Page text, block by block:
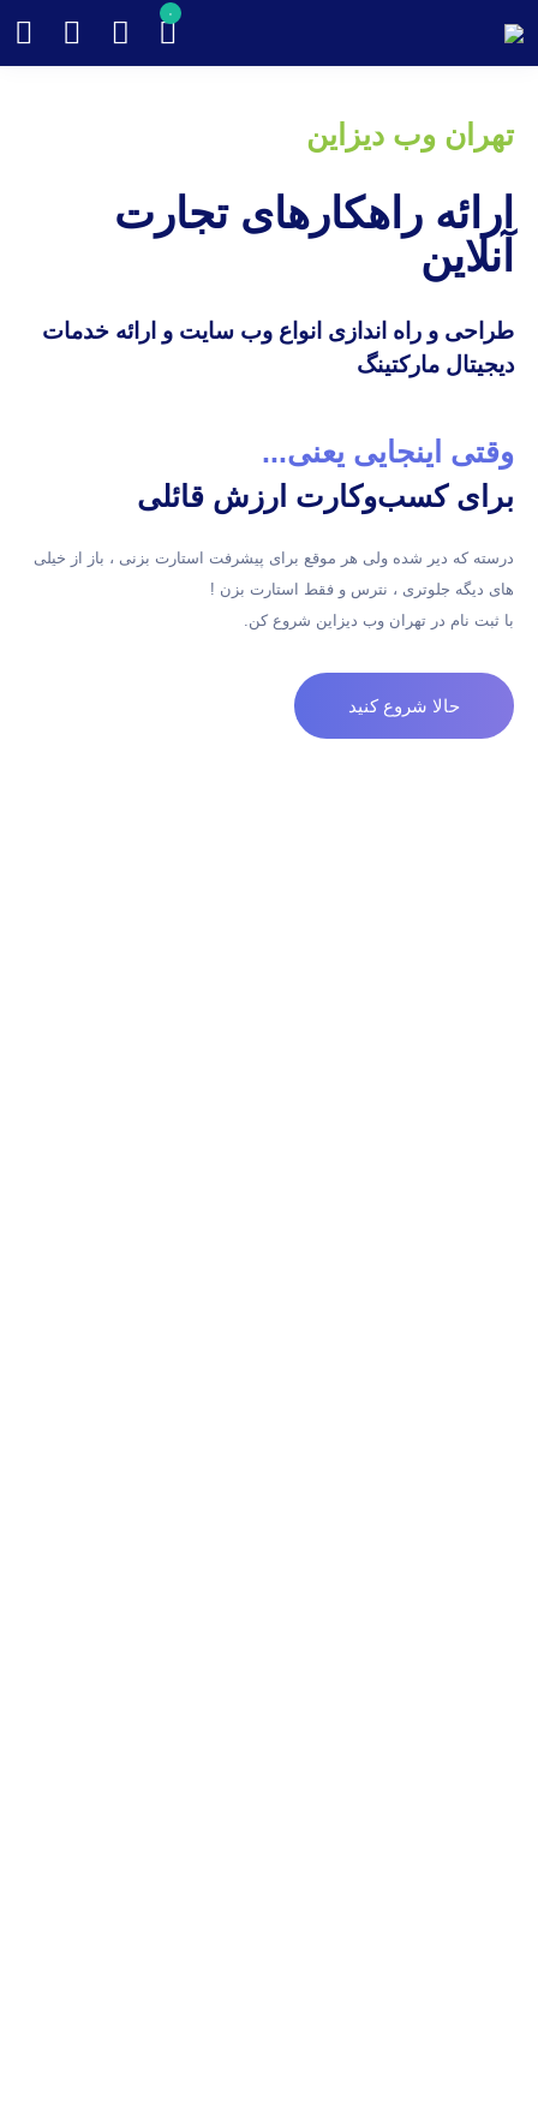
۰
تهران وب دیزاین
ارائه راهکارهای تجارت
آنلاین
طراحی و راه اندازی انواع وب سایت و ارائه خدمات
دیجیتال مارکتینگ
وقتی اینجایی یعنی...
برای کسب‌وکارت ارزش قائلی
درسته که دیر شده ولی هر موقع برای پیشرفت استارت بزنی ، باز از خیلی
های دیگه جلوتری ، نترس و فقط استارت بزن !
با ثبت نام در تهران وب دیزاین شروع کن.
حالا شروع کنید